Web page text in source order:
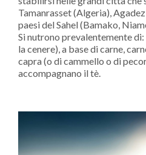
Tamanrasset (Algeria),
paesi del Sahel (Bamako,
Si nutrono prevalentemente
la cenere), a base di carne,
capra (o di cammello o di
accompagnano il tè.